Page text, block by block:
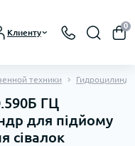
Клиенту
0
техники
ГЦ
для підйому
сівалок